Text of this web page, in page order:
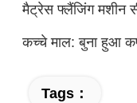
मैट्रेस फ्लैंजिंग मशीन
कच्चे माल: बुना हुआ
Tags：